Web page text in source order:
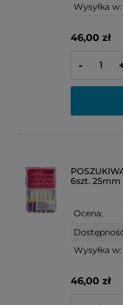
Wysyłka w:
46,00 zł
-
6szt. 25mm
Ocena:
Wysyłka w:
46,00 zł